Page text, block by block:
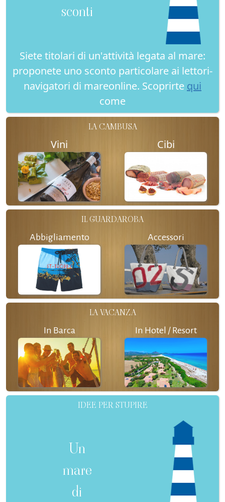
sconti
Siete titolari di un'attività legata al mare:
proponete uno sconto particolare ai lettori-
navigatori di mareonline. Scoprirte qui
come
LA CAMBUSA
Vini Cibi
IL GUARDAROBA
Abbigliamento Accessori
LA VACANZA
In Barca In Hotel / Resort
IDEE PER STUPIRE
Un
mare
di